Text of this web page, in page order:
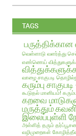
TAGS
பருத்திக்கான
வெள்ளாடு வளர்த்து
எண்ணெய்
வாழை சாகுபடி
கரும்பு
கூடுதல் மானியம்!
கறவை
மருத்தும்
இலைப்புள்ளி
அள்ளித் தரும்
வழிமுறைகள்